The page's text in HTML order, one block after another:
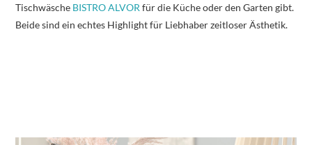
Tischwäsche BISTRO ALVORfür die Küche oder den Garten gibt.
Beide sind ein echtes Highlight für Liebhaber zeitloser Ästhetik.